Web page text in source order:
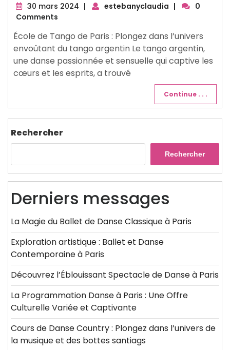
30 mars 2024 30
| estebanyclaudia |
0
Comments
École de Tango de Paris : Plongez dans l’univers
envoûtant du tango argentin Le tango argentin,
une danse passionnée et sensuelle qui captive les
cœurs et les esprits, a trouvé
Continue . . .
Rechercher
Rechercher
Derniers messages
La Magie du Ballet de Danse Classique à Paris
Exploration artistique : Ballet et Danse
Contemporaine à Paris
Découvrez l’Éblouissant Spectacle de Danse à Paris
La Programmation Danse à Paris : Une Offre
Culturelle Variée et Captivante
Cours de Danse Country : Plongez dans l’univers de
la musique et des bottes santiags